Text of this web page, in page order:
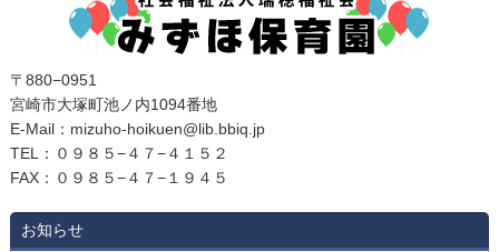
〒880−0951
宮崎市大塚町池ノ内1094番地
E‐Mail：mizuho-hoikuen@lib.bbiq.jp
TEL：０９８５−４７−４１５２
FAX：０９８５−４７−１９４５
お知らせ